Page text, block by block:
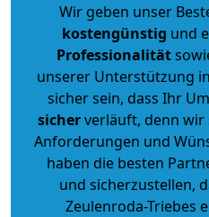
Wir geben unser
kostengünstig und
Professionalität
unserer Unterstützung
sicher sein, dass Ihr
sicherverläuft, denn wir
Anforderungen und
haben die besten
und sicherzustellen,
Zeulenroda-Triebes